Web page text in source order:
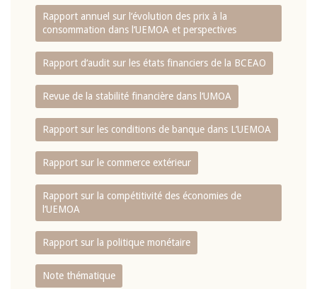
Rapport annuel sur l‘évolution des prix à la
consommation dans l‘UEMOA et perspectives
Rapport d‘audit sur les états financiers de la BCEAO
Revue de la stabilité financière dans l‘UMOA
Rapport sur les conditions de banque dans L‘UEMOA
Rapport sur le commerce extérieur
Rapport sur la compétitivité des économies de
l‘UEMOA
Rapport sur la politique monétaire
Note thématique